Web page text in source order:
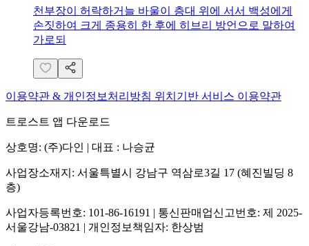
천부장이 허락하거늘 바울이 층대 위에 서서 백성에게
손짓하여 크게 종용히 한 후에 히브리 방언으로 말하여
가로되
이용약관 & 개인정보처리방침 위치기반 서비스 이용약관
트로스트 앱 다운로드
상호명: (주)다인 | 대표 : 나승균
사업장소재지: 서울특별시 강남구 역삼로3길 17 (혜진빌딩 8
층)
사업자등록번호: 101-86-16191 | 통신판매업신고번호: 제 2025-
서울강남-03821 | 개인정보책임자: 한상범